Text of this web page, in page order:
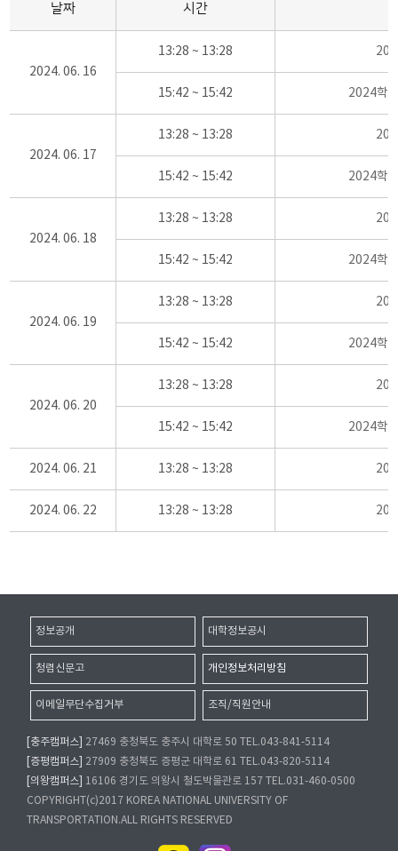
날짜 시간
2024. 06. 16
13:28 ~ 13:28
15:42 ~ 15:42 2024학
2024. 06. 17
13:28 ~ 13:28
15:42 ~ 15:42 2024학
2024. 06. 18
13:28 ~ 13:28
15:42 ~ 15:42 2024학
2024. 06. 19
13:28 ~ 13:28
15:42 ~ 15:42 2024학
2024. 06. 20
13:28 ~ 13:28
15:42 ~ 15:42 2024학
2024. 06. 21 13:28 ~ 13:28
2024. 06. 22 13:28 ~ 13:28
정보공개 대학정보공시
청렴신문고 개인정보처리방침
이메일무단수집거부 조직/직원안내
[충주캠퍼스]
27469 충청북도 충주시 대학로 50 TEL.043-841-5114
[증평캠퍼스]
27909 충청북도 증평군 대학로 61 TEL.043-820-5114
[의왕캠퍼스]
16106 경기도 의왕시 철도박물관로 157 TEL.031-460-0500
COPYRIGHT(c)2017 KOREA NATIONAL UNIVERSITY OF
TRANSPORTATION.ALL RIGHTS RESERVED